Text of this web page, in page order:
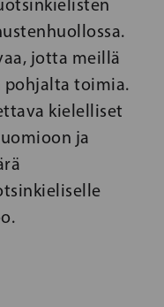
jotta meillä
pohjalta toimia.
kielelliset
ja